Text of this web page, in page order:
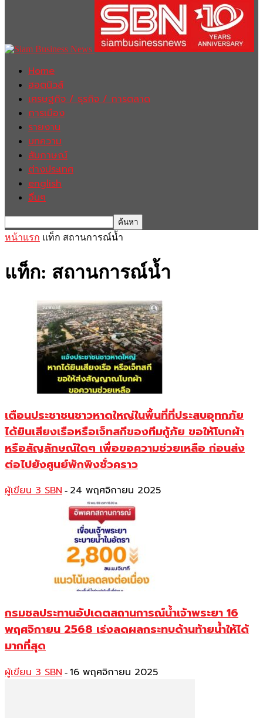
Home
ฮอตนิวส์
เศรษฐกิจ / ธุรกิจ / การตลาด
การเมือง
รายงาน
บทความ
สัมภาษณ์
ต่างประเทศ
english
อื่นๆ
หน้าแรก แท็ก สถานการณ์น้ำ
แท็ก: สถานการณ์น้ำ
เตือนประชาชนชาวหาดใหญ่ในพื้นที่ที่ประสบอุทกภัย
ได้ยินเสียงเรือหรือเจ็ทสกีของทีมกู้ภัย ขอให้โบกผ้า
หรือสัญลักษณ์ใดๆ เพื่อขอความช่วยเหลือ ก่อนส่ง
ต่อไปยังศูนย์พักพิงชั่วคราว
ผู้เขียน 3 SBN - 24 พฤศจิกายน 2025
กรมชลประทานอัปเดตสถานการณ์น้ำเจ้าพระยา 16
พฤศจิกายน 2568 เร่งลดผลกระทบด้านท้ายน้ำให้ได้
มากที่สุด
ผู้เขียน 3 SBN - 16 พฤศจิกายน 2025